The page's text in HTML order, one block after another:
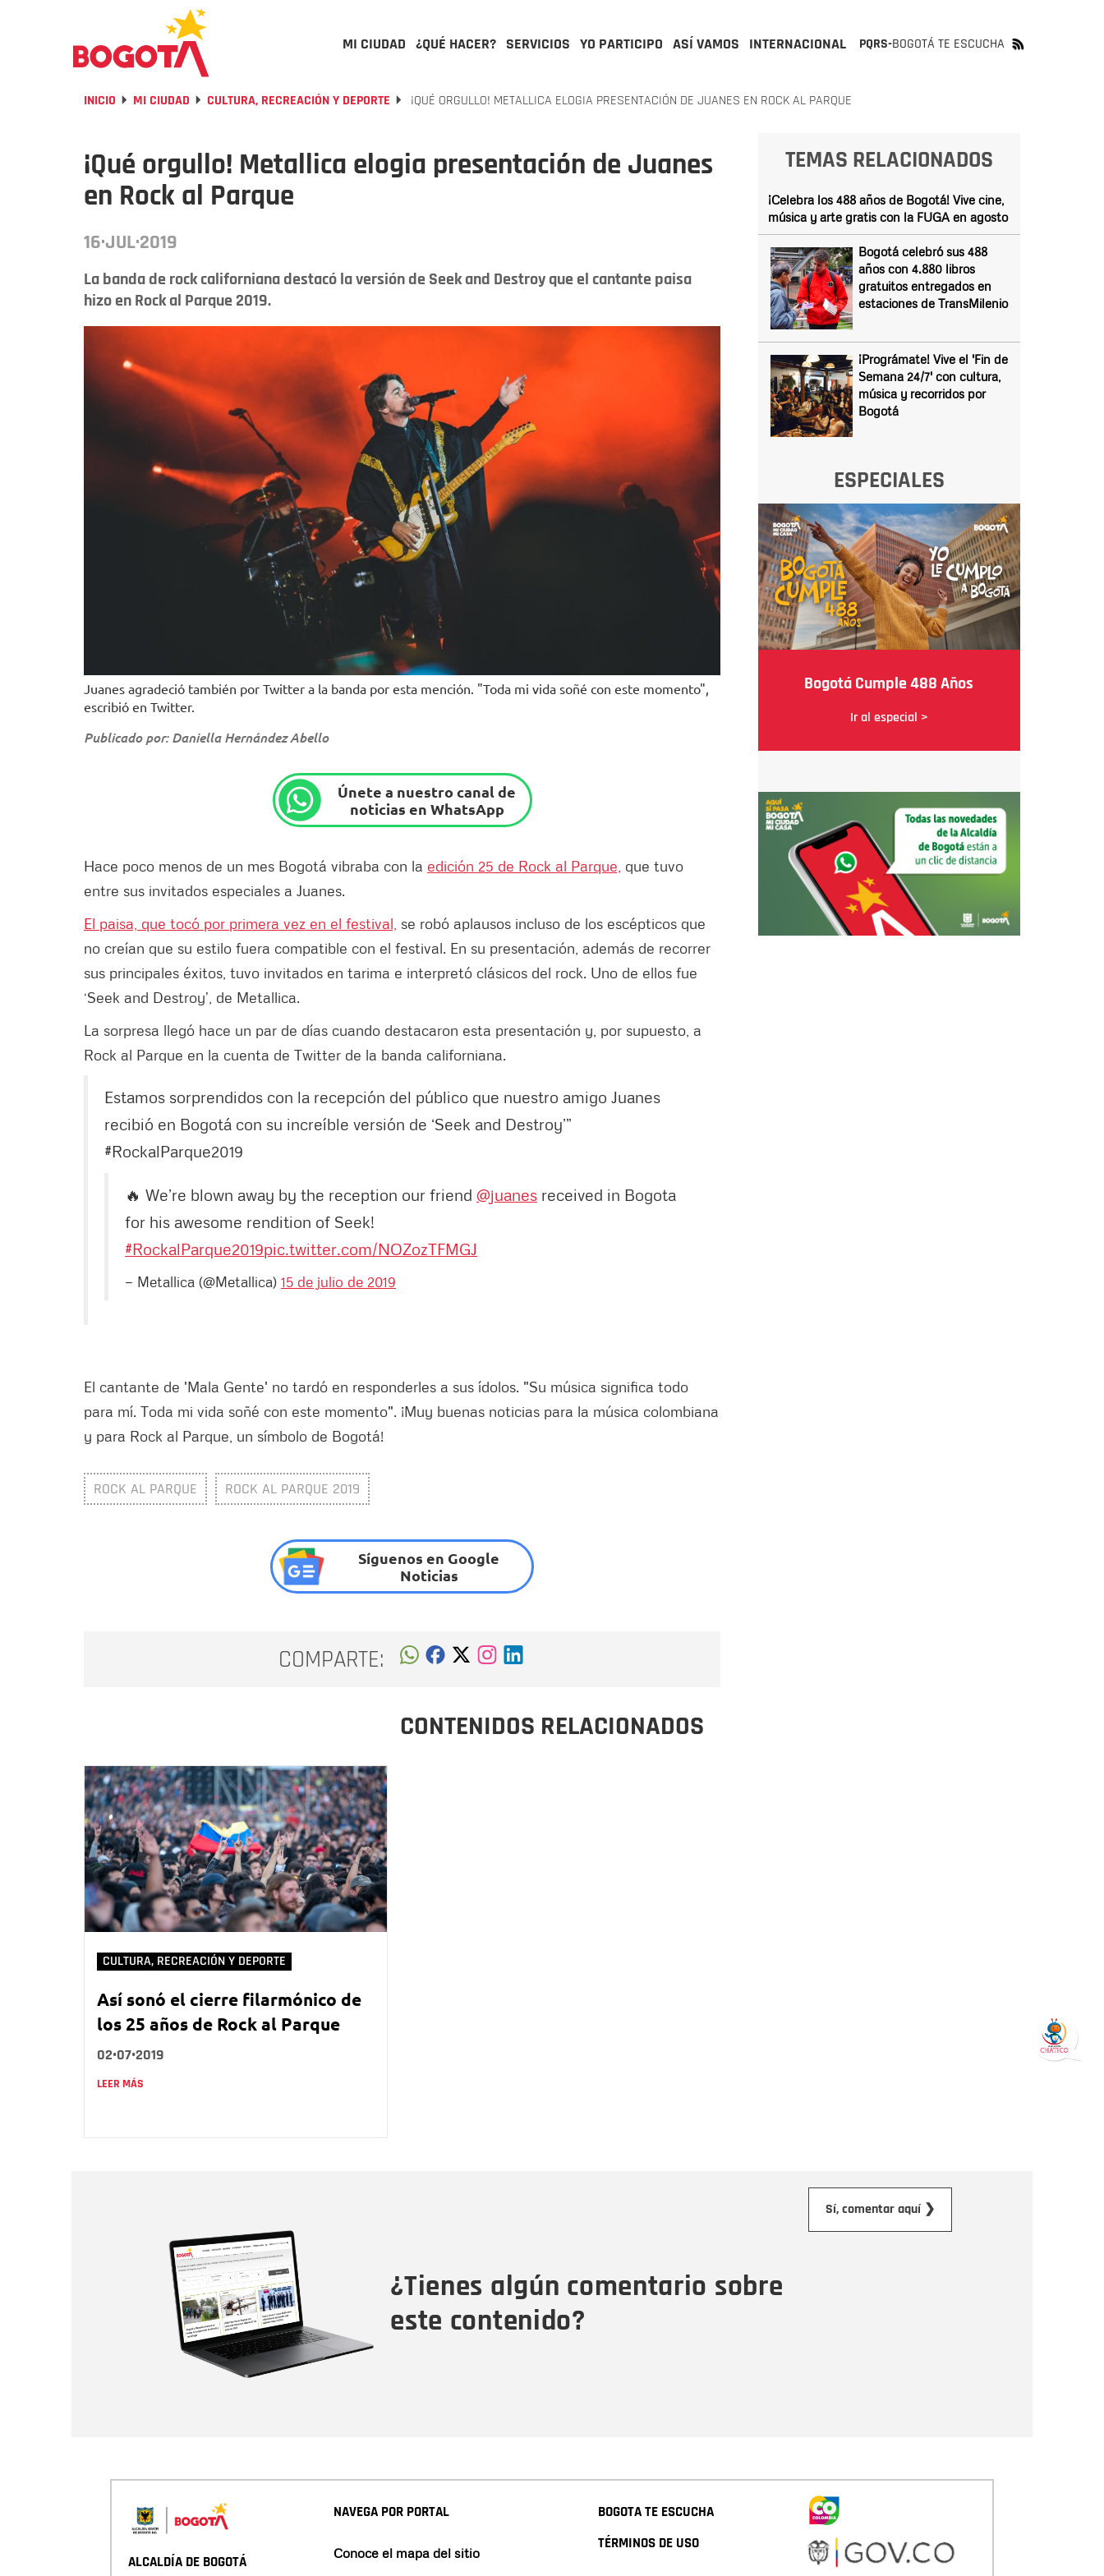
MI CIUDAD ¿QUÉ HACER? SERVICIOS YO PARTICIPO ASÍ VAMOS INTERNACIONAL PQRS-BOGOTÁ TE ESCUCHA
INICIO MI CIUDAD CULTURA, RECREACIÓN Y DEPORTE ¡QUÉ ORGULLO! METALLICA ELOGIA PRESENTACIÓN DE JUANES EN ROCK AL PARQUE
¡Qué orgullo! Metallica elogia presentación de Juanes
en Rock al Parque
16·JUL·2019
La banda de rock californiana destacó la versión de Seek and Destroy que el cantante paisa
hizo en Rock al Parque 2019.
Juanes agradeció también por Twitter a la banda por esta mención. "Toda mi vida soñé con este momento",
escribió en Twitter.
Publicado por: Daniella Hernández Abello
Únete a nuestro canal de
noticias en WhatsApp
Hace poco menos de un mes Bogotá vibraba con la edición 25 de Rock al Parque, que tuvo
entre sus invitados especiales a Juanes.
El paisa, que tocó por primera vez en el festival, se robó aplausos incluso de los escépticos que
no creían que su estilo fuera compatible con el festival. En su presentación, además de recorrer
sus principales éxitos, tuvo invitados en tarima e interpretó clásicos del rock. Uno de ellos fue
‘Seek and Destroy’, de Metallica.
La sorpresa llegó hace un par de días cuando destacaron esta presentación y, por supuesto, a
Rock al Parque en la cuenta de Twitter de la banda californiana.
Estamos sorprendidos con la recepción del público que nuestro amigo Juanes
recibió en Bogotá con su increíble versión de ‘Seek and Destroy’”
#RockalParque2019
🔥 We’re blown away by the reception our friend @juanes received in Bogota
for his awesome rendition of Seek!
#RockalParque2019pic.twitter.com/NOZozTFMGJ
— Metallica (@Metallica) 15 de julio de 2019
El cantante de 'Mala Gente' no tardó en responderles a sus ídolos. "Su música significa todo
para mí. Toda mi vida soñé con este momento". ¡Muy buenas noticias para la música colombiana
y para Rock al Parque, un símbolo de Bogotá!
ROCK AL PARQUE ROCK AL PARQUE 2019
Síguenos en Google
Noticias
COMPARTE:
TEMAS RELACIONADOS
¡Celebra los 488 años de Bogotá! Vive cine,
música y arte gratis con la FUGA en agosto
Bogotá celebró sus 488
años con 4.880 libros
gratuitos entregados en
estaciones de TransMilenio
¡Prográmate! Vive el 'Fin de
Semana 24/7' con cultura,
música y recorridos por
Bogotá
ESPECIALES
Bogotá Cumple 488 Años
Ir al especial >
CONTENIDOS RELACIONADOS
CULTURA, RECREACIÓN Y DEPORTE
Así sonó el cierre filarmónico de
los 25 años de Rock al Parque
02•07•2019
LEER MÁS
¿Tienes algún comentario sobre
este contenido?
Sí, comentar aquí ❯
ALCALDÍA DE BOGOTÁ
NAVEGA POR PORTAL
Conoce el mapa del sitio
BOGOTA TE ESCUCHA
TÉRMINOS DE USO